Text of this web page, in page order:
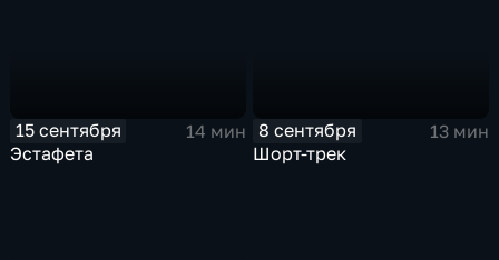
15 сентября
14 мин
Эстафета
8 сентября
13 мин
Шорт-трек